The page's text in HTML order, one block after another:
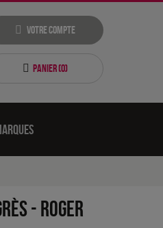
Votre compte
Panier (0)
- Roger